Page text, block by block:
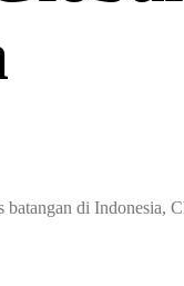
di Indonesia,